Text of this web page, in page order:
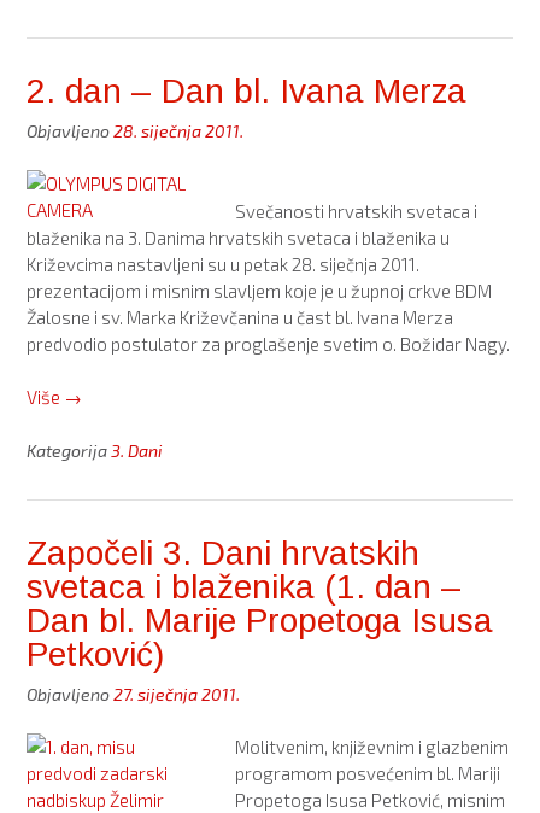
bl.
Kažotića”
2. dan – Dan bl. Ivana Merza
Objavljeno28. siječnja 2011.
Svečanosti hrvatskih svetaca i
blaženika na 3. Danima hrvatskih svetaca i blaženika u
Križevcima nastavljeni su u petak 28. siječnja 2011.
prezentacijom i misnim slavljem koje je u župnoj crkve BDM
Žalosne i sv. Marka Križevčanina u čast bl. Ivana Merza
predvodio postulator za proglašenje svetim o. Božidar Nagy.
Više “2.
–
bl.
Merza”
→
Kategorija 3. Dani
Započeli 3. Dani hrvatskih
svetaca i blaženika (1. dan –
Dan bl. Marije Propetoga Isusa
Petković)
Objavljeno27. siječnja 2011.
Molitvenim, književnim i glazbenim
programom posvećenim bl. Mariji
Propetoga Isusa Petković, misnim